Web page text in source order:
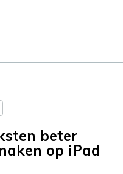
beter
op iPad